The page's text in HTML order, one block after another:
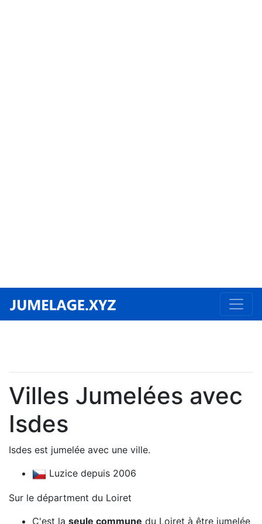
Villes Jumelées avec
Isdes
Isdes est jumelée avec une ville.
Luzice depuis 2006
Sur le départment du Loiret
C'est la seule commune du Loiret à être jumelée